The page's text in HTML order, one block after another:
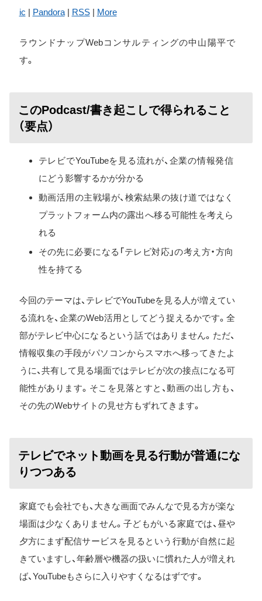
ic | Pandora| RSS| More
ラウンドナップWebコンサルティングの中山陽平で
す。
このPodcast/書き起こしで得られること
（要点）
テレビでYouTubeを見る流れが、企業の情報発信
にどう影響するかが分かる
動画活用の主戦場が、検索結果の抜け道ではなく
プラットフォーム内の露出へ移る可能性を考えら
れる
その先に必要になる「テレビ対応」の考え方・方向
性を持てる
今回のテーマは、テレビでYouTubeを見る人が増えてい
る流れを、企業のWeb活用としてどう捉えるかです。全
部がテレビ中心になるという話ではありません。ただ、
情報収集の手段がパソコンからスマホへ移ってきたよ
うに、共有して見る場面ではテレビが次の接点になる可
能性があります。そこを見落とすと、動画の出し方も、
その先のWebサイトの見せ方もずれてきます。
テレビでネット動画を見る行動が普通にな
りつつある
家庭でも会社でも、大きな画面でみんなで見る方が楽な
場面は少なくありません。子どもがいる家庭では、昼や
夕方にまず配信サービスを見るという行動が自然に起
きていますし、年齢層や機器の扱いに慣れた人が増えれ
ば、YouTubeもさらに入りやすくなるはずです。